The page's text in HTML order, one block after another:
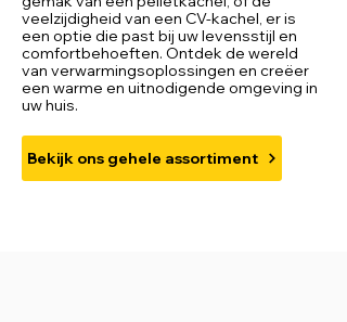
veelzijdigheid van een CV-kachel, er is
een optie die past bij uw levensstijl en
comfortbehoeften. Ontdek de wereld
van verwarmingsoplossingen en creëer
een warme en uitnodigende omgeving in
uw huis.
Bekijk ons gehele assortiment